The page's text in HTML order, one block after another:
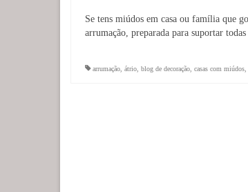
Se tens miúdos em casa ou família que
arrumação, preparada para suportar
arrumação átrio blog de decoração casas com miúdos